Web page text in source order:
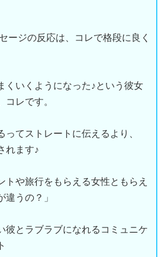
ージの反応は、コレで格段に良く
くいくようになった♪という彼女
コレです。
ってストレートに伝えるより、
ます♪
トや旅行をもらえる女性ともらえ
違うの？」
彼とラブラブになれるコミュニケ